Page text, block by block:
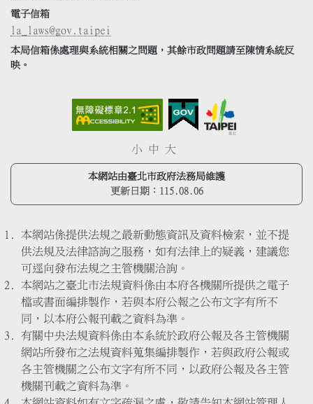
電子信箱
la_laws@gov.taipei
本局信箱係處理與系統相關之問題，其餘市政問題請至陳情系統反
映。
小 中 大
本網站由臺北市政府法務局維護
更新日期： 115.08.06
本網站係提供法規之最新動態資訊及資料檢索，並不提
供法規及法律諮詢之服務，如有法律上的疑義，建議您
可逕向發布法規之主管機關洽詢。
本網站之臺北市法規資料係由本府各機關所提供之電子
檔或書面編排製作，若與本府公報之公布文字有所不
同，以本府公報刊載之資料為準。
有關中央法規資料係由本系統於政府公報及各主管機關
網站所發布之法規資料蒐集編排製作，若與政府公報或
各主管機關之公布文字有所不同，以政府公報及各主管
機關刊載之資料為準。